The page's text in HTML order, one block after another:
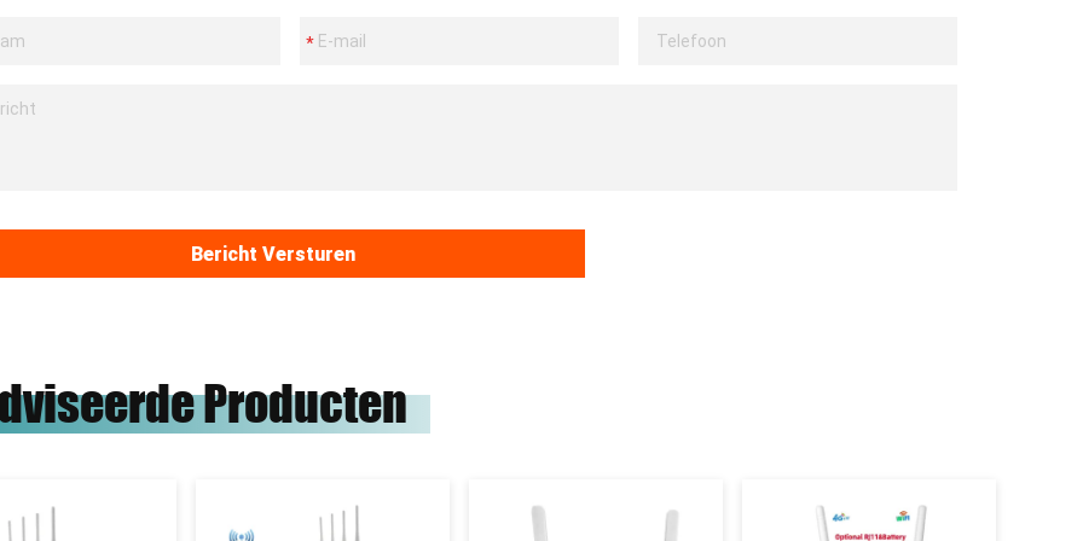
Bericht Versturen
Producten